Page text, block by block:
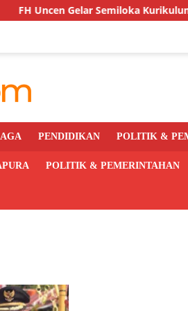
Gelar Semiloka Kurikulum Berbasis
PENDIDIKAN POLITIK &
POLITIK & PEMERINTAHAN